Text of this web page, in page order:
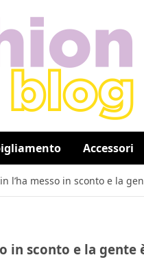
Accessori
l’ha messo in sconto e la
in sconto e la